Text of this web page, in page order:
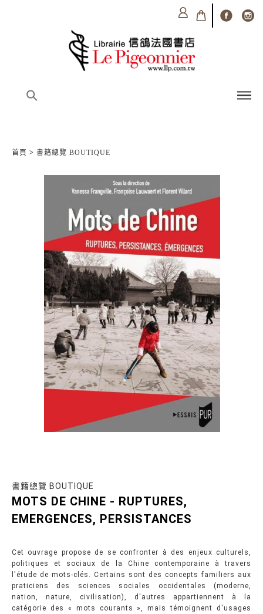
首頁 > 書籍總覽 BOUTIQUE
書籍總覽 BOUTIQUE
MOTS DE CHINE - RUPTURES,
EMERGENCES, PERSISTANCES
Cet ouvrage propose de se confronter à des enjeux culturels,
politiques et sociaux de la Chine contemporaine à travers
l'étude de mots-clés. Certains sont des concepts familiers aux
praticiens des sciences sociales occidentales (moderne,
nation, nature, civilisation), d'autres appartiennent à la
catégorie des « mots courants », mais témoignent d'usages